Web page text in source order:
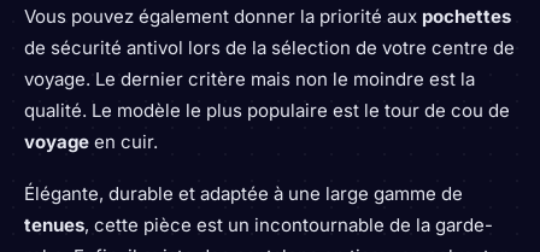
Vous pouvez également donner la priorité aux pochettes
de sécurité antivol lors de la sélection de votre centre de
voyage. Le dernier critère mais non le moindre est la
qualité. Le modèle le plus populaire est le tour de cou de
voyage en cuir.
Élégante, durable et adaptée à une large gamme de
tenues, cette pièce est un incontournable de la garde-